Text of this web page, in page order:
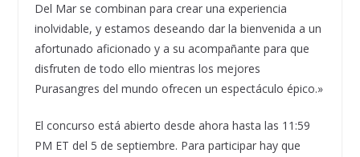
Del Mar se combinan para crear una experiencia
inolvidable, y estamos deseando dar la bienvenida a un
afortunado aficionado y a su acompañante para que
disfruten de todo ello mientras los mejores
Purasangres del mundo ofrecen un espectáculo épico.»
El concurso está abierto desde ahora hasta las 11:59
PM ET del 5 de septiembre. Para participar hay que